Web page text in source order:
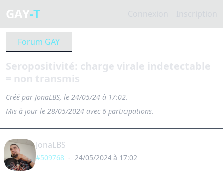
GAY-T
Forum GAY
Seropositivité: charge virale indetectable
= non transmis
Créé par JonaLBS, le 24/05/24 à 17:02.
Mis à jour le 28/05/2024 avec 6 participations.
JonaLBS
#509768 - 24/05/2024 à 17:02